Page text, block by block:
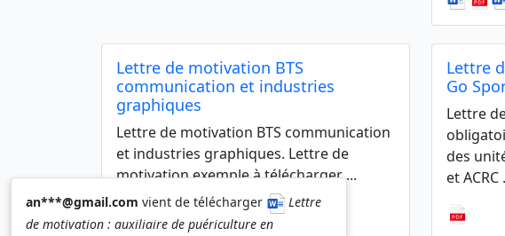
Lettre de motivation BTS
communication et industries
graphiques
Lettre de motivation BTS communication
et industries graphiques. Lettre de
motivation exemple à télécharger ...
Lettre
Go
Lettre
des
et ACRC
an***@gmail.com vient de télécharger
Lettre
de motivation : auxiliaire de puériculture en